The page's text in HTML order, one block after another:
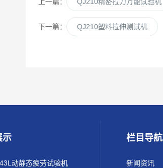
下一篇： QJ210塑料拉伸测试机
示
动静态疲劳试验机
栏目导航
新闻资讯